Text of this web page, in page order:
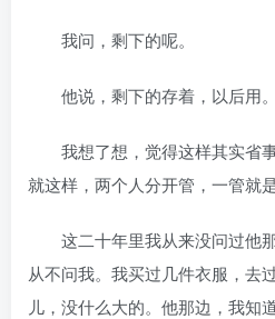
我问，剩下的呢。
他说，剩下的存着，以后用。
我想了想，觉得这样其实省事
就这样，两个人分开管，一管就
这二十年里我从来没问过他
从不问我。我买过几件衣服，去
儿，没什么大的。他那边，我知